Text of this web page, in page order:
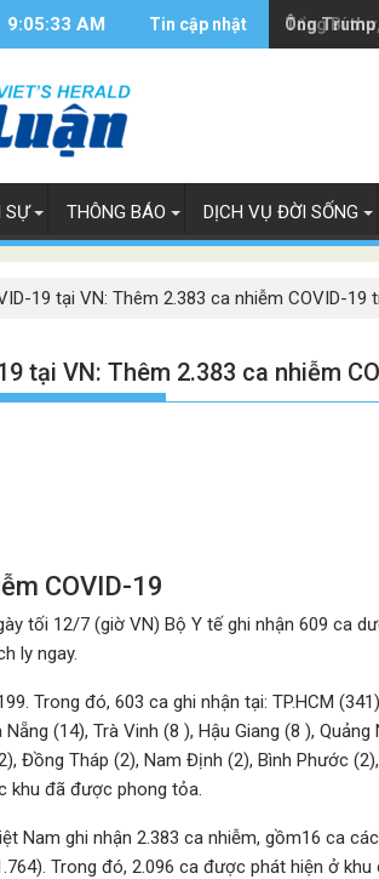
9:05:34 AM Tin cập nhật Ông Trump
Tổng Bí
SỰ THÔNG BÁO DỊCH VỤ ĐỜI SỐNG
19 tại VN: Thêm 2.383 ca nhiễm COVID-19
tại VN: Thêm 2.383 ca nhiễm
COVID-19
tối 12/7 (giờ VN) Bộ Y tế ghi nhận 609 ca
ly ngay.
Trong đó, 603 ca ghi nhận tại: TP.HCM
(14), Trà Vinh (8 ), Hậu Giang (8 ),
Đồng Tháp (2), Nam Định (2), Bình Phước
khu đã được phong tỏa.
Nam ghi nhận 2.383 ca nhiễm, gồm16 ca
Trong đó, 2.096 ca được phát hiện ở